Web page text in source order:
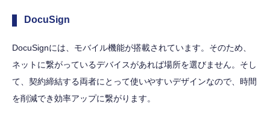
DocuSign
DocuSignには、モバイル機能が搭載されています。そのため、
ネットに繋がっているデバイスがあれば場所を選びません。そし
て、契約締結する両者にとって使いやすいデザインなので、時間
を削減でき効率アップに繋がります。